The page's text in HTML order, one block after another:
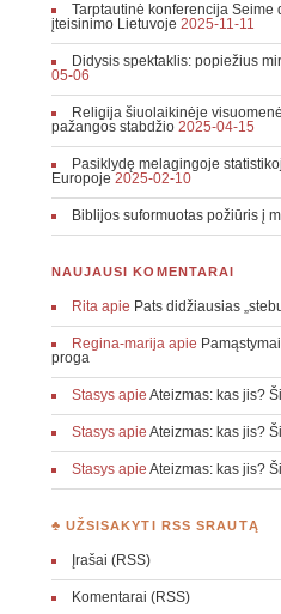
Tarptautinė konferencija
įteisinimo Lietuvoje 2025-11-11
Didysis spektaklis: popiežius
05-06
Religija šiuolaikinėje
pažangos stabdžio 2025-04-15
Pasiklydę melagingoje
Europoje 2025-02-10
Biblijos suformuotas požiūris į
NAUJAUSI KOMENTARAI
Ritaapie Pats didžiausias
Regina-marijaapie
proga
Stasysapie Ateizmas: kas jis?
Stasysapie Ateizmas: kas jis?
Stasysapie Ateizmas: kas jis?
♣ UŽSISAKYTI RSS SRAUTĄ
Įrašai (RSS)
Komentarai (RSS)